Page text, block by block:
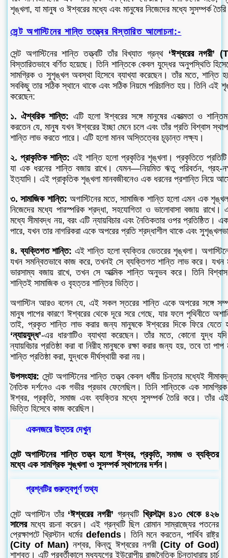
শৃঙ্খলা, যা মানুষ ও ঈশ্বরের মধ্যে এবং মানুষের নিজেদের মধ্যে সুসম্পর্ক
সেন্ট অগাস্টিনের শান্তি তত্ত্বের বিস্তারিত আলোচনা:-
সেন্ট অগাস্টিনের শান্তি তত্ত্বটি তাঁর বিখ্যাত গ্রন্থ ‘ঈশ্বরের
বিস্তারিতভাবে বর্ণিত হয়েছে। তিনি শান্তিকে কেবল যুদ্ধের অনুপস্থিতি
সামগ্রিক ও সুশৃঙ্খল অবস্থা হিসেবে ব্যাখ্যা করেছেন। তাঁর মতে, শান্তি
সবকিছু তার সঠিক স্থানে থাকে এবং সঠিক নিয়মে পরিচালিত হয়। তিনি এই
করেছেন:
১. ঐশ্বরিক শান্তি: এটি হলো ঈশ্বরের সঙ্গে মানুষের একাত্মতা ও
করতেন যে, মানুষ যখন ঈশ্বরের ইচ্ছা মেনে চলে এবং তাঁর প্রতি বিশ্বাস
শান্তি লাভ করতে পারে। এটি হলো মানব অস্তিত্বের চূড়ান্ত লক্ষ্য।
২. প্রাকৃতিক শান্তি: এই শান্তি হলো প্রকৃতির শৃঙ্খলা। প্রকৃতিতে প্রতিটি
যা এক ধরনের শান্তি বজায় রাখে। যেমন—নিয়মিত ঋতু পরিবর্তন, গ্রহ-
ইত্যাদি। এই প্রাকৃতিক শৃঙ্খলা মানবজীবনেও এক ধরনের প্রশান্তি নিয়ে
৩. সামাজিক শান্তি: অগাস্টিনের মতে, সামাজিক শান্তি হলো এমন এক
নিজেদের মধ্যে পারস্পরিক শ্রদ্ধা, সহযোগিতা ও ভালোবাসা বজায়
মধ্যে সীমাবদ্ধ নয়, বরং এটি ন্যায়বিচার এবং নৈতিকতার ওপর প্রতিষ্ঠিত।
পারে, যখন তার নাগরিকরা একে অপরের প্রতি শ্রদ্ধাশীল থাকে এবং
৪. ব্যক্তিগত শান্তি: এই শান্তি হলো ব্যক্তির ভেতরের শৃঙ্খলা।
যখন সমন্বিতভাবে কাজ করে, তখনই সে ব্যক্তিগত শান্তি লাভ করে। যখন
ভারসাম্য বজায় রাখে, তখন সে আত্মিক শান্তি অনুভব করে। তিনি
শান্তিই সামাজিক ও বৃহত্তর শান্তির ভিত্তি।
অগাস্টিন আরও বলেন যে, এই সকল স্তরের শান্তি একে অপরের সঙ্গে
মানুষ পাপের কারণে ঈশ্বরের থেকে দূরে সরে গেছে, যার ফলে পৃথিবীতে
তাই, প্রকৃত শান্তি লাভ করার জন্য মানুষকে ঈশ্বরের দিকে ফিরে যেতে
‘ন্যায়যুদ্ধ’-এর ধারণাটিও ব্যাখ্যা করেছেন। তাঁর মতে, কোনো যুদ্ধ
ন্যায়বিচার প্রতিষ্ঠা করা বা নিরীহ মানুষকে রক্ষা করার জন্য হয়, তবে তা
শান্তি প্রতিষ্ঠা করা, যুদ্ধকে দীর্ঘস্থায়ী করা নয়।
উপসংহার:সেন্ট অগাস্টিনের শান্তি তত্ত্ব কেবল ধর্মীয় চিন্তার মধ্যেই
নৈতিক দর্শনেও এক গভীর প্রভাব ফেলেছিল। তিনি শান্তিকে এক সামগ্রিক
ঈশ্বর, প্রকৃতি, সমাজ এবং ব্যক্তির মধ্যে সুসম্পর্ক তৈরি করে। তাঁর এই
ভিত্তি হিসেবে কাজ করেছিল।
একনজরে উত্তর দেখুন
সেন্ট অগাস্টিনের শান্তি তত্ত্ব হলো ঈশ্বর, প্রকৃতি, সমাজ ও ব্যক্তির
মধ্যে এক সামগ্রিক শৃঙ্খলা ও সুসম্পর্ক স্থাপনের দর্শন।
প্রশ্নটির গুরুত্বপূর্ণ তথ্য
সেন্ট অগাস্টিন তাঁর ‘ঈশ্বরের নগরী’ গ্রন্থটি খ্রিস্টাব্দ ৪১৩ থেকে ৪২৬
সালেরমধ্যে রচনা করেন। এই গ্রন্থটি ছিল রোমান সাম্রাজ্যের পতনের
প্রেক্ষাপটে খ্রিস্টান ধর্মের defends। তিনি মনে করতেন, পার্থিব রাষ্ট্র
(City of Man) নশ্বর, কিন্তু ঈশ্বরের নগরী (City of God)
শাশ্বত। এটি পরবর্তীকালে মধ্যযুগের ইউরোপীয় রাজনৈতিক চিন্তাধারায় চার্চ